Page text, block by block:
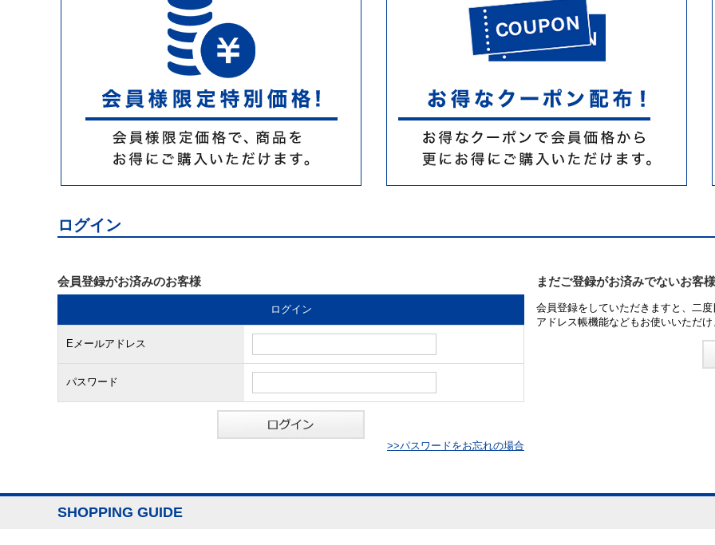
ログイン
会員登録がお済みのお客様
ログイン
Eメールアドレス
パスワード
>>パスワードをお忘れの場合
まだご登録がお済みでないお客様
会員登録をしていただきますと、二
アドレス帳機能などもお使いいただ
SHOPPING GUIDE